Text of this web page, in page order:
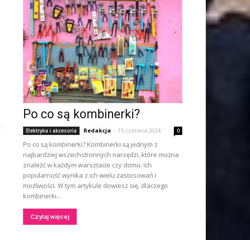
Po co są kombinerki?
Elektryka i akcesoria Redakcja - 15 czerwca 2024 0
Po co są kombinerki? Kombinerki są jednym z
najbardziej wszechstronnych narzędzi, które można
znaleźć w każdym warsztacie czy domu. Ich
popularność wynika z ich wielu zastosowań i
możliwości. W tym artykule dowiesz się, dlaczego
kombinerki...
Czytaj więcej